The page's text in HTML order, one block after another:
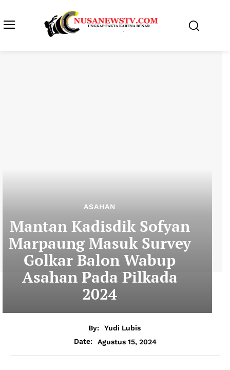
ASAHAN
Mantan Kadisdik Sofyan
Marpaung Masuk Survey
Golkar Balon Wabup
Asahan Pada Pilkada
2024
By:
Yudi Lubis
Date:
Agustus 15, 2024